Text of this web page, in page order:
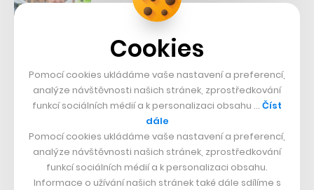
Blesková akce pro záchranu
Fruitisima. Ovocné džusy
nově přijedou až k vám a šéf
firmy v tom vidí budoucnost
Jako by se Kola inspiroval právě polární září ze své
domoviny, jelikož reflektory vrhají vzhůru po vrásnění
kopců zelené a fialové světlo, které se odráží z masivu
hor, hladiny jezera a také mraků, které neustále zahalují
a zase odkrývají vrcholky kopců, čímž se dynamicky
Cookies
Pomocí cookies ukládáme vaše nastavení a preferencí,
analýze návštěvnosti našich stránek, zprostředkování
funkcí sociálních médií a k personalizaci obsahu … Číst
dále
Pomocí cookies ukládáme vaše nastavení a preferencí,
analýze návštěvnosti našich stránek, zprostředkování
funkcí sociálních médií a k personalizaci obsahu.
Informace o užívání našich stránek také dále sdílíme s